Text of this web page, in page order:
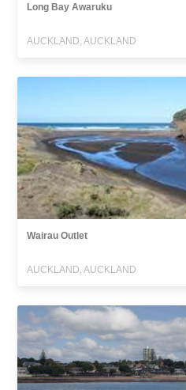
Long Bay Awaruku
AUCKLAND, AUCKLAND
Wairau Outlet
AUCKLAND, AUCKLAND